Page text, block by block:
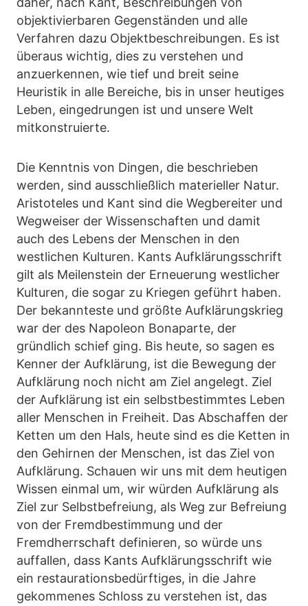
objektivierbaren Gegenständen und alle
Verfahren dazu Objektbeschreibungen. Es ist
überaus wichtig, dies zu verstehen und
anzuerkennen, wie tief und breit seine
Heuristik in alle Bereiche, bis in unser heutiges
Leben, eingedrungen ist und unsere Welt
mitkonstruierte.
Die Kenntnis von Dingen, die beschrieben
werden, sind ausschließlich materieller Natur.
Aristoteles und Kant sind die Wegbereiter und
Wegweiser der Wissenschaften und damit
auch des Lebens der Menschen in den
westlichen Kulturen. Kants Aufklärungsschrift
gilt als Meilenstein der Erneuerung westlicher
Kulturen, die sogar zu Kriegen geführt haben.
Der bekannteste und größte Aufklärungskrieg
war der des Napoleon Bonaparte, der
gründlich schief ging. Bis heute, so sagen es
Kenner der Aufklärung, ist die Bewegung der
Aufklärung noch nicht am Ziel angelegt. Ziel
der Aufklärung ist ein selbstbestimmtes Leben
aller Menschen in Freiheit. Das Abschaffen der
Ketten um den Hals, heute sind es die Ketten in
den Gehirnen der Menschen, ist das Ziel von
Aufklärung. Schauen wir uns mit dem heutigen
Wissen einmal um, wir würden Aufklärung als
Ziel zur Selbstbefreiung, als Weg zur Befreiung
von der Fremdbestimmung und der
Fremdherrschaft definieren, so würde uns
auffallen, dass Kants Aufklärungsschrift wie
ein restaurationsbedürftiges, in die Jahre
gekommenes Schloss zu verstehen ist, das